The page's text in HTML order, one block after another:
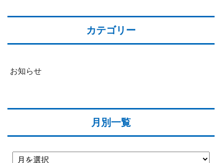
カテゴリー
お知らせ
月別一覧